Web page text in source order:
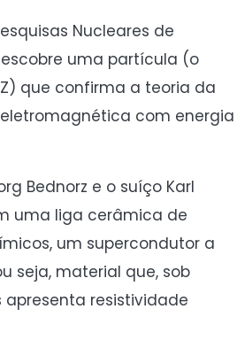
Nucleares de
uma partícula (o
que confirma a teoria da
com energia
Bednorz e o suíço Karl
uma liga cerâmica de
um supercondutor a
seja, material que, sob
resistividade